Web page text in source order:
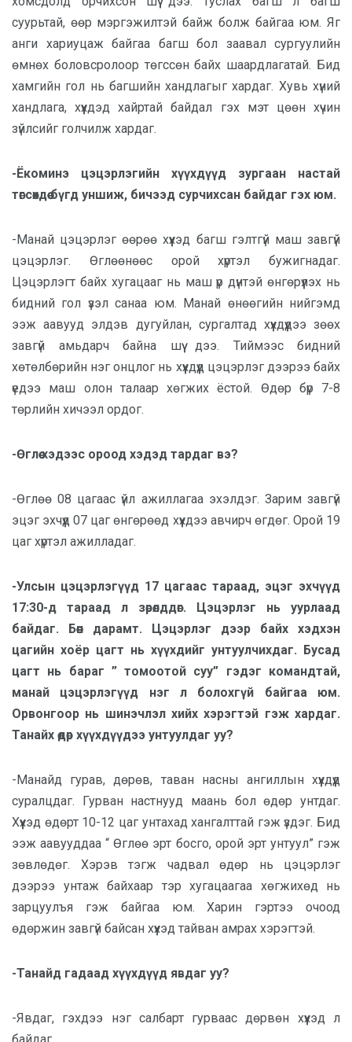
суурьтай, өөр мэргэжилтэй байж болж байгаа юм. Яг
анги хариуцаж байгаа багш бол заавал сургуулийн
өмнөх боловсролоор төгссөн байх шаардлагатай. Бид
хамгийн гол нь багшийн хандлагыг хардаг. Хувь хүний
хандлага, хүүхдэд хайртай байдал гэх мэт цөөн хүчин
зүйлсийг голчилж хардаг.
-Ёкоминэ цэцэрлэгийн хүүхдүүд зургаан настай
төгсөхдөө бүгд уншиж, бичээд сурчихсан байдаг гэх юм.
-Манай цэцэрлэг өөрөө хүүхэд багш гэлтгүй маш завгүй
цэцэрлэг. Өглөөнөөс орой хүртэл бужигнадаг.
Цэцэрлэгт байх хугацааг нь маш үр дүнтэй өнгөрүүлэх нь
бидний гол үзэл санаа юм. Манай өнөөгийн нийгэмд
ээж аавууд элдэв дугуйлан, сургалтад хүүхдүүдээ зөөх
завгүй амьдарч байна шүү дээ. Тиймээс бидний
хөтөлбөрийн нэг онцлог нь хүүхдүүд цэцэрлэг дээрээ байх
үедээ маш олон талаар хөгжих ёстой. Өдөр бүр 7-8
төрлийн хичээл ордог.
-Өглөө хэдээс ороод хэдэд тардаг вэ?
-Өглөө 08 цагаас үйл ажиллагаа эхэлдэг. Зарим завгүй
эцэг эхчүүд 07 цаг өнгөрөөд хүүхдээ авчирч өгдөг. Орой 19
цаг хүртэл ажилладаг.
-Улсын цэцэрлэгүүд 17 цагаас тараад, эцэг эхчүүд
17:30-д тараад л зөрөлддөг. Цэцэрлэг нь уурлаад
байдаг. Бөөн дарамт. Цэцэрлэг дээр байх хэдхэн
цагийн хоёр цагт нь хүүхдийг унтуулчихдаг. Бусад
цагт нь бараг ” томоотой суу” гэдэг командтай,
манай цэцэрлэгүүд нэг л болохгүй байгаа юм.
Орвонгоор нь шинэчлэл хийх хэрэгтэй гэж хардаг.
Танайх өдөр хүүхдүүдээ унтуулдаг уу?
-Манайд гурав, дөрөв, таван насны ангиллын хүүхдүүд
суралцдаг. Гурван настнууд маань бол өдөр унтдаг.
Хүүхэд өдөрт 10-12 цаг унтахад хангалттай гэж үздэг. Бид
ээж аавууддаа “ Өглөө эрт босго, орой эрт унтуул” гэж
зөвлөдөг. Хэрэв тэгж чадвал өдөр нь цэцэрлэг
дээрээ унтаж байхаар тэр хугацаагаа хөгжихөд нь
зарцуулъя гэж байгаа юм. Харин гэртээ очоод
өдөржин завгүй байсан хүүхэд тайван амрах хэрэгтэй.
-Танайд гадаад хүүхдүүд явдаг уу?
-Явдаг, гэхдээ нэг салбарт гурваас дөрвөн хүүхэд л